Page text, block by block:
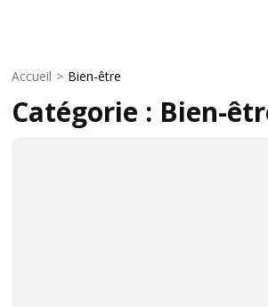
Accueil > Bien-être
Catégorie : Bien-